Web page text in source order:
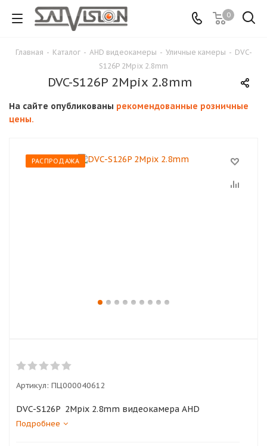
0
Главная - Каталог - AHD видеокамеры - Уличные камеры - DVC-
S126P 2Mpix 2.8mm
DVC-S126P 2Mpix 2.8mm
На сайте опубликованы рекомендованные розничные
цены.
РАСПРОДАЖА
Артикул: ПЦ000040612
DVC-S126P 2Mpix 2.8mm видеокамера AHD
Подробнее